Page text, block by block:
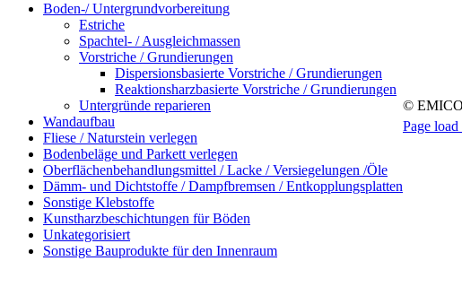
Boden-/ Untergrundvorbereitung
Estriche
Spachtel- / Ausgleichmassen
Vorstriche / Grundierungen
Dispersionsbasierte Vorstriche / Grundierungen
Reaktionsharzbasierte Vorstriche / Grundierungen
Untergründe reparieren
Wandaufbau
Fliese / Naturstein verlegen
Bodenbeläge und Parkett verlegen
Oberflächenbehandlungsmittel / Lacke / Versiegelungen /Öle
Dämm- und Dichtstoffe / Dampfbremsen / Entkopplungsplatten
Sonstige Klebstoffe
Kunstharzbeschichtungen für Böden
Unkategorisiert
Sonstige Bauprodukte für den Innenraum
©
Page